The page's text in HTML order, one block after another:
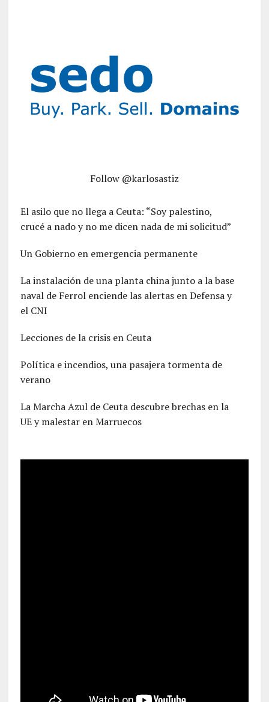
Follow @karlosastiz
El asilo que no llega a Ceuta: “Soy palestino,
crucé a nado y no me dicen nada de mi solicitud”
Un Gobierno en emergencia permanente
La instalación de una planta china junto a la base
naval de Ferrol enciende las alertas en Defensa y
el CNI
Lecciones de la crisis en Ceuta
Política e incendios, una pasajera tormenta de
verano
La Marcha Azul de Ceuta descubre brechas en la
UE y malestar en Marruecos